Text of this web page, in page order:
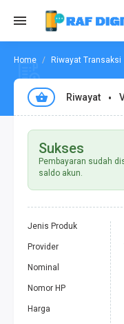
Riwayat Transaksi
Riwayat
Sukses
Pembayaran sudah
saldo akun.
Jenis Produk
Provider
Nominal
Nomor HP
Harga